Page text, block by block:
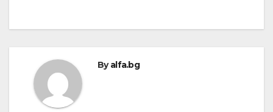
Byalfa.bg